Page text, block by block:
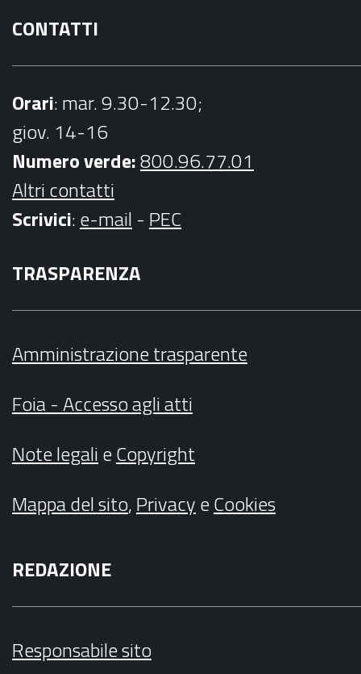
CONTATTI
Orari: mar. 9.30-12.30;
giov. 14-16
Numero verde:800.96.77.01
Altri contatti
Scrivici:e-mail - PEC
TRASPARENZA
Amministrazione trasparente
Foia - Accesso agli atti
Note legalieCopyright
Mappa del sito,PrivacyeCookies
REDAZIONE
Responsabile sito